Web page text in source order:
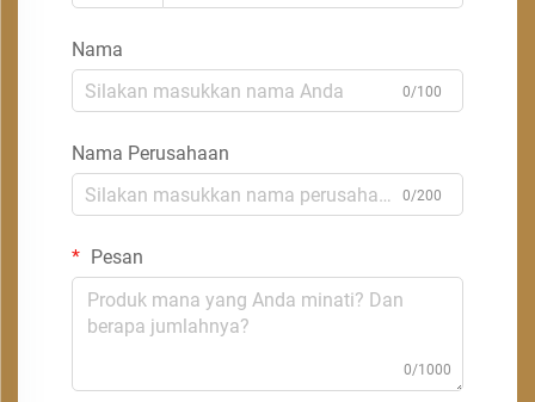
Nama
0/100
Nama Perusahaan
0/200
Pesan
0/1000